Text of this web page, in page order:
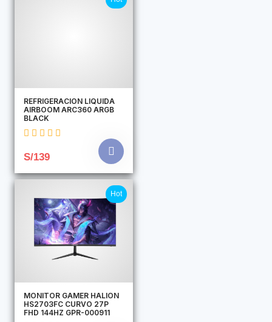
REFRIGERACION LIQUIDA
AIRBOOM ARC360 ARGB
BLACK
S/139
Hot
MONITOR GAMER HALION
HS2703FC CURVO 27P
FHD 144HZ GPR-000911